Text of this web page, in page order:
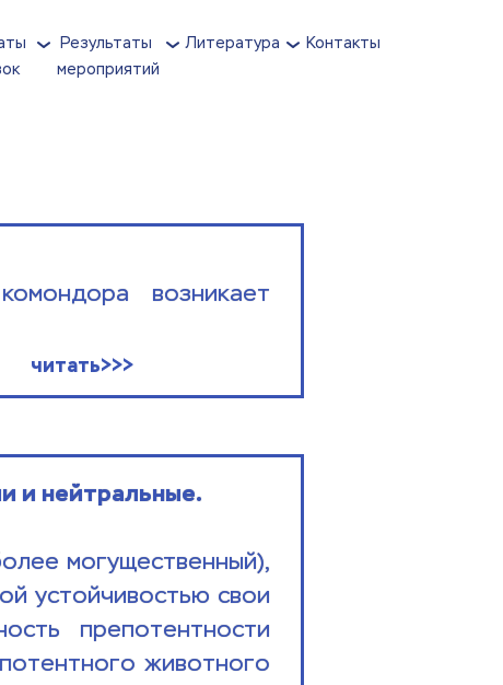
Результаты
мероприятий
Литература Контакты
возникает
читать>>>
и нейтральные.
могущественный),
устойчивостью свои
препотентности
животного